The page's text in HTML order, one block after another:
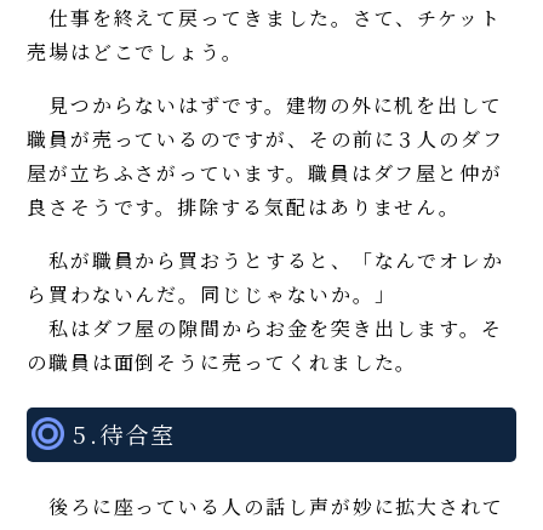
仕事を終えて戻ってきました。さて、チケット
売場はどこでしょう。
見つからないはずです。建物の外に机を出して
職員が売っているのですが、その前に３人のダフ
屋が立ちふさがっています。職員はダフ屋と仲が
良さそうです。排除する気配はありません。
私が職員から買おうとすると、「なんでオレか
ら買わないんだ。同じじゃないか。」
私はダフ屋の隙間からお金を突き出します。そ
の職員は面倒そうに売ってくれました。
5.待合室
後ろに座っている人の話し声が妙に拡大されて